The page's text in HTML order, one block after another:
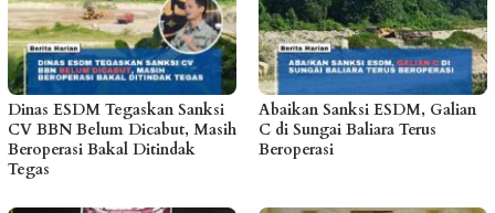
Dinas ESDM Tegaskan Sanksi
CV BBN Belum Dicabut, Masih
Beroperasi Bakal Ditindak
Tegas
Abaikan Sanksi ESDM, Galian
C di Sungai Baliara Terus
Beroperasi